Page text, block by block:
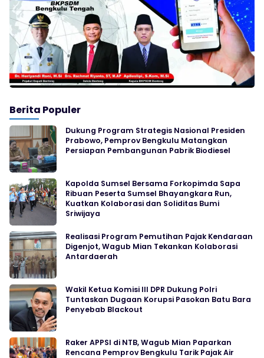
Berita Populer
Dukung Program Strategis Nasional Presiden
Prabowo, Pemprov Bengkulu Matangkan
Persiapan Pembangunan Pabrik Biodiesel
Kapolda Sumsel Bersama Forkopimda Sapa
Ribuan Peserta Sumsel Bhayangkara Run,
Kuatkan Kolaborasi dan Soliditas Bumi
Sriwijaya
Realisasi Program Pemutihan Pajak Kendaraan
Digenjot, Wagub Mian Tekankan Kolaborasi
Antardaerah
Wakil Ketua Komisi III DPR Dukung Polri
Tuntaskan Dugaan Korupsi Pasokan Batu Bara
Penyebab Blackout
Raker APPSI di NTB, Wagub Mian Paparkan
Rencana Pemprov Bengkulu Tarik Pajak Air